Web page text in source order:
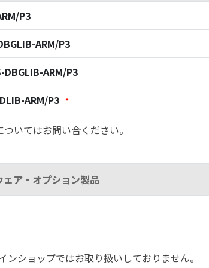
P3
ARM/P3
DBGLIB-ARM/P3
ARM/P3 *
いてはお問い合ください。
ェア・オプション製品
ンショップではお取り扱いしておりません。